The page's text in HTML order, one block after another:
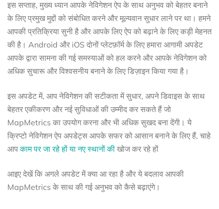
इस सप्ताह, मुख्य ध्यान आपके नेविगेशन ऐप के साथ अनुभव को बेहतर बनाने
के लिए प्रमुख मुद्दों को संबोधित करने और मूल्यवान सुधार लाने पर था। हमने
आपकी प्रतिक्रिया सुनी है और आपके लिए ऐप को बढ़ाने के लिए कड़ी मेहनत
की है। Android और iOS दोनों प्लेटफ़ॉर्म के लिए हमारा आगामी अपडेट
आपके द्वारा सामना की गई समस्याओं को हल करने और आपके नेविगेशन को
अधिक सुचारू और विश्वसनीय बनाने के लिए डिज़ाइन किया गया है।
इस अपडेट में, आप नेविगेशन की सटीकता में सुधार, अपने डिवाइस के साथ
बेहतर एकीकरण और नई सुविधाओं की उम्मीद कर सकते हैं जो
MapMetrics का उपयोग करना और भी अधिक सुखद बना देंगी। ये
क्रिप्टो नेविगेशन ऐप अपडेट्स आपके सफर को आसान बनाने के लिए हैं, चाहे
आपकाम पर जा रहे हों या नए स्थानों की खोज कर रहे हों
आइए देखें कि अगले अपडेट में क्या आ रहा है और ये बदलाव आपकी
MapMetrics के साथ की गई अनुभव को कैसे बढ़ाएंगे।